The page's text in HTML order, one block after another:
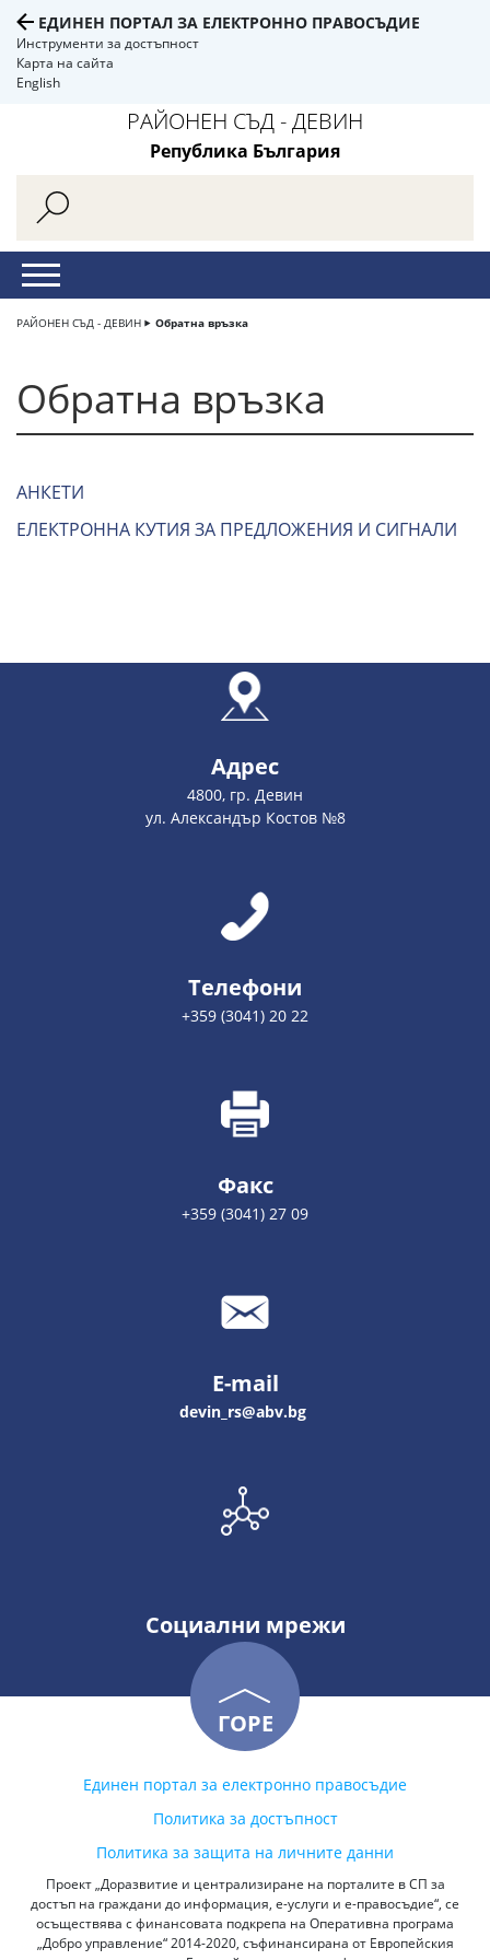
ЕДИНЕН ПОРТАЛ ЗА ЕЛЕКТРОННО ПРАВОСЪДИЕ
Инструменти за достъпност
Карта на сайта
English
РАЙОНЕН СЪД - ДЕВИН
Република България
РАЙОНЕН СЪД - ДЕВИН Обратна връзка
Обратна връзка
АНКЕТИ
ЕЛЕКТРОННА КУТИЯ ЗА ПРЕДЛОЖЕНИЯ И СИГНАЛИ
Адрес
4800, гр. Девин
ул. Александър Костов №8
Телефони
+359 (3041) 20 22
Факс
+359 (3041) 27 09
E-mail
devin_rs@abv.bg
Социални мрежи
ГОРЕ
Единен портал за електронно правосъдие
Политика за достъпност
Политика за защита на личните данни
Проект „Доразвитие и централизиране на порталите в СП за
достъп на граждани до информация, е-услуги и е-правосъдие“, се
осъществява с финансовата подкрепа на Оперативна програма
„Добро управление“ 2014-2020, съфинансирана от Европейския